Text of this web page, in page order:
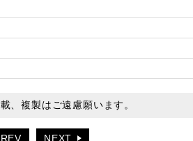
、複製はご遠慮願います。
NEXT